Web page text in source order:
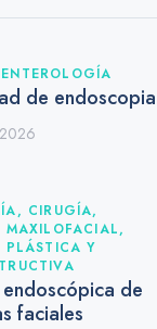
de endoscopia
CIRUGÍA,
MAXILOFACIAL,
PLÁSTICA Y
de
faciales